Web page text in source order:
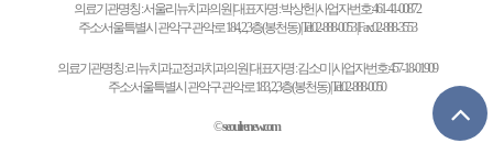
의료기관명칭 : 서울리뉴치과의원 | 대표자명 : 박상헌 | 사업자번호:461-41-00872
주소:서울특별시 관악구 관악로 184, 2,3층(봉천동) | Tel:02-888-0053 | Fax:02-888-3553
의료기관명칭 : 리뉴치과교정과치과의원 | 대표자명 : 김소미 | 사업자번호:457-18-01909
주소:서울특별시 관악구 관악로 183, 2,3층(봉천동) | Tel:02-888-0050
©seoulrenew.com